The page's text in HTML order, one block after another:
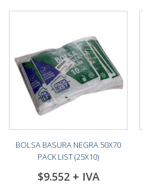
BOLSA BASURA NEGRA 50X70
PACK LIST (25X10)
$9.552